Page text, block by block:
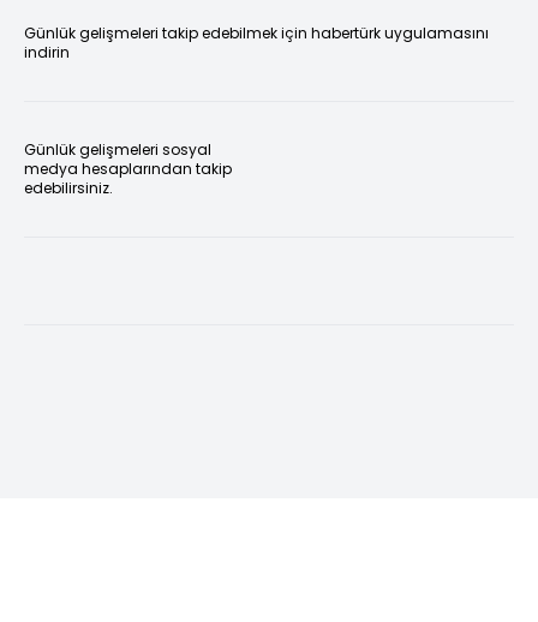
Günlük gelişmeleri takip edebilmek için habertürk uygulamasını
indirin
Günlük gelişmeleri sosyal
medya hesaplarından takip
edebilirsiniz.